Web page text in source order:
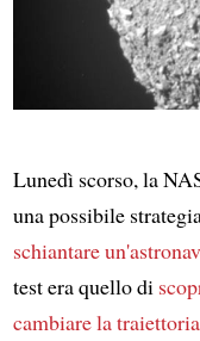
Lunedì scorso, la
una possibile
schiantare
test era quello di
cambiare la traiettoria